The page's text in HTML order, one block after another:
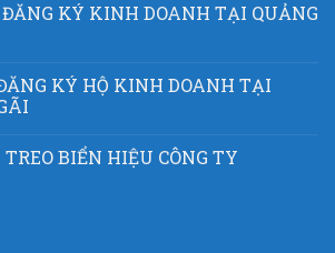
KÝ KINH DOANH TẠI QUẢNG
KÝ HỘ KINH DOANH TẠI
BIỂN HIỆU CÔNG TY